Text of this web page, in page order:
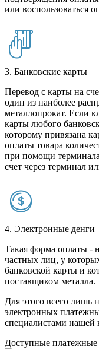
или воспользоваться
3. Банковские карты
Перевод с карты на
один из наиболее
металлопрокат. Если
карты любого
которому привязана
оплаты товара
при помощи
счет через терминал
4. Электронные денги
Такая форма оплаты -
частных лиц, у
банковской карты и
поставщиком металла.
Для этого всего лишь
электронных
специалистами нашей
Доступные